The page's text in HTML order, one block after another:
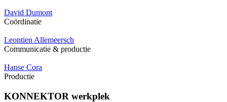
David Dumont
Coördinatie
Leontien Allemeersch
Communicatie & productie
Hanse Cora
Productie
KONNEKTOR werkplek